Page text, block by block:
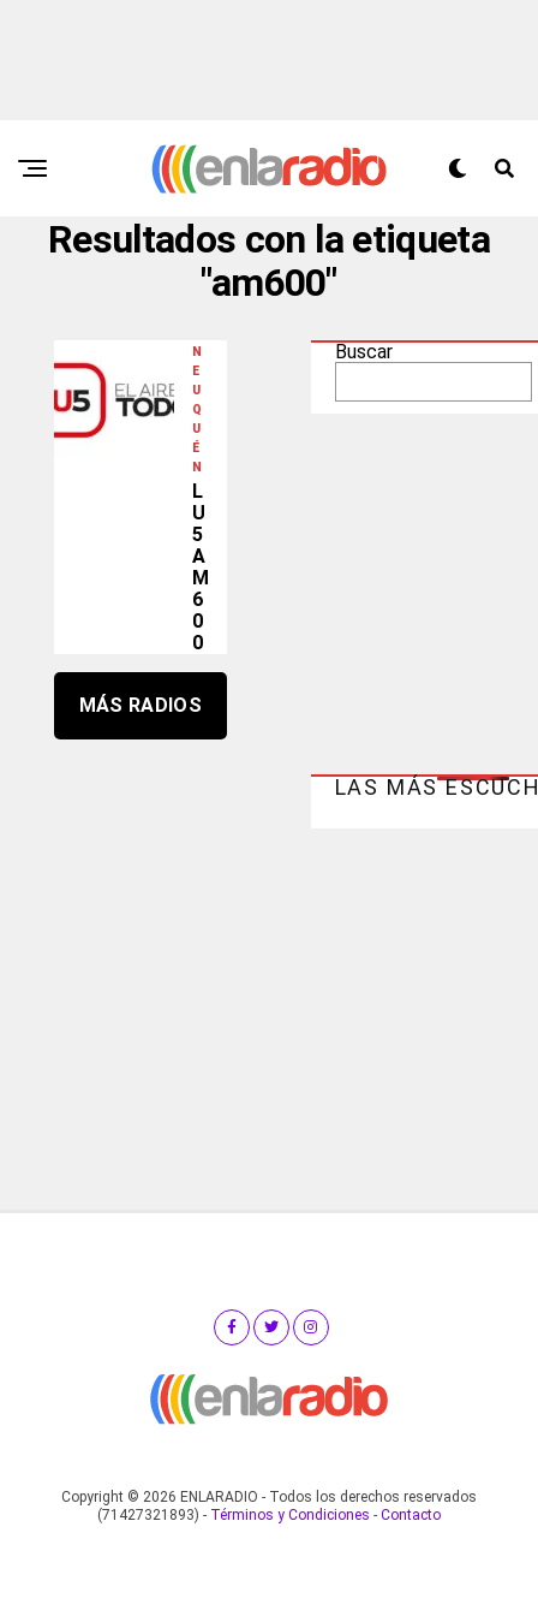
Resultados con la etiqueta
"am600"
N
E
U
Q
U
É
N
L
U
5
A
M
6
0
0
MÁS RADIOS
Buscar
LAS MÁS
Copyright © 2026 ENLARADIO - Todos los derechos reservados
(71427321893) - Términos y Condiciones - Contacto